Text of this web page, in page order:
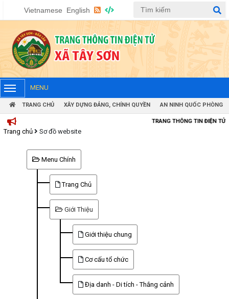
Vietnamese English
MENU
TRANG CHỦ XÂY DỰNG ĐẢNG, CHÍNH QUYỀN AN NINH QUỐC PHÒNG
TRANG THÔNG TIN ĐIỆN TỬ XÃ
Trang chủ Sơ đồ website
Menu Chính
Trang Chủ
Giới Thiệu
Giới thiệu chung
Cơ cấu tổ chức
Địa danh - Di tích - Thắng cảnh